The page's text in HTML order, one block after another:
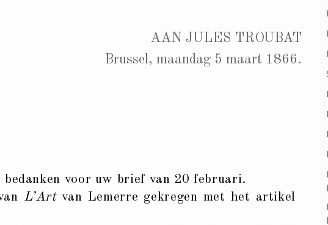
AAN JULES TROUBAT
Brussel, maandag 5 maart 1866.
voor uw brief van 20 februari.
L’Artvan Lemerre gekregen met het artikel